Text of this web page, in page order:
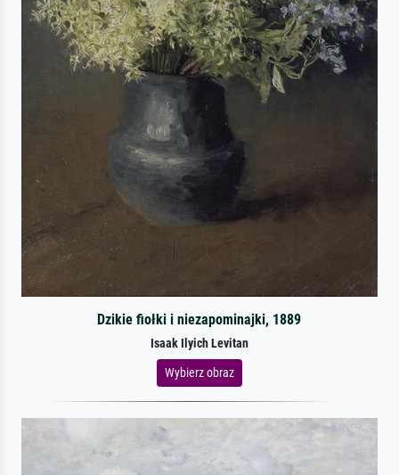
Dzikie fiołki i niezapominajki, 1889
Isaak Ilyich Levitan
Wybierz obraz